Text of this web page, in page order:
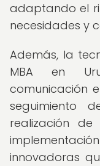
adaptando el
necesidades y
Además, la
MBA en
comunicación
seguimiento
realización
innovadoras